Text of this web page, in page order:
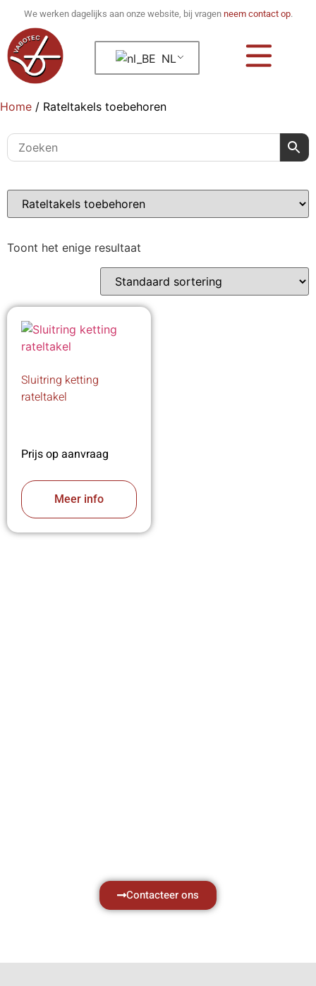
We werken dagelijks aan onze website, bij vragen neem contact op.
NL
Home / Rateltakels toebehoren
Toont het enige resultaat
Sluitring ketting
rateltakel
Prijs op aanvraag
Meer info
Contacteer ons